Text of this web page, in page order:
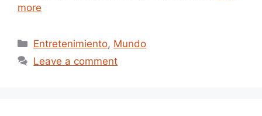
more
Categories
Entretenimiento, Mundo
Leave a comment